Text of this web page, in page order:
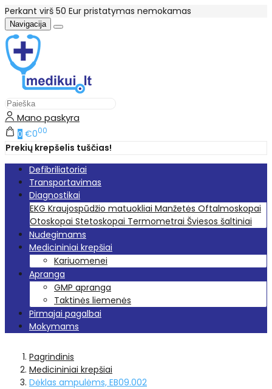
Perkant virš 50 Eur pristatymas nemokamas
Navigacija
Mano paskyra
0 €000
Prekių krepšelis tuščias!
Defibriliatoriai
Transportavimas
Diagnostikai
EKG Kraujospūdžio matuokliai Manžetės Oftalmoskopai
Otoskopai Stetoskopai Termometrai Šviesos šaltiniai
Nudegimams
Medicininiai krepšiai
Kariuomenei
Apranga
GMP apranga
Taktinės liemenės
Pirmajai pagalbai
Mokymams
Pagrindinis
Medicininiai krepšiai
Dėklas ampulėms, EB09.002